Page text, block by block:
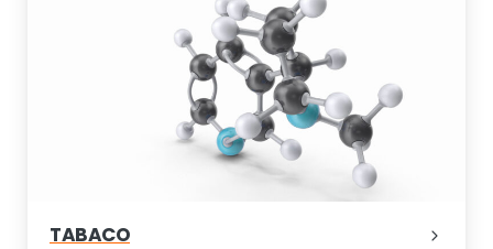
TABACO